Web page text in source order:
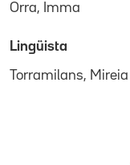
Orra, Imma
Lingüista
Torramilans, Mireia